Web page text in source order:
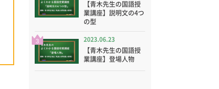
【青木先生の国語授
業講座】説明文の4つ
の型
3 2023.06.23
【青木先生の国語授
業講座】登場人物